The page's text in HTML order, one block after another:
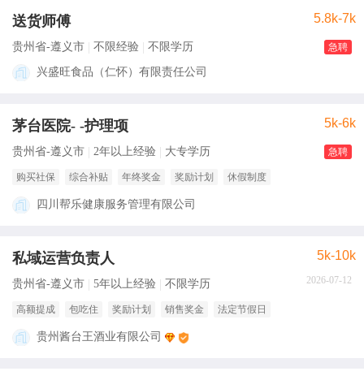
送货师傅 5.8k-7k
贵州省-遵义市 不限经验 不限学历 急聘
兴盛旺食品（仁怀）有限责任公司
茅台医院- -护理项 5k-6k
贵州省-遵义市 2年以上经验 大专学历 急聘
购买社保 综合补贴 年终奖金 奖励计划 休假制度
四川帮乐健康服务管理有限公司
私域运营负责人 5k-10k
2026-07-12
贵州省-遵义市 5年以上经验 不限学历
高额提成 包吃住 奖励计划 销售奖金 法定节假日
贵州酱台王酒业有限公司